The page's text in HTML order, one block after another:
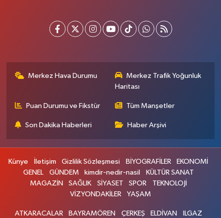
Merkez Hava Durumu
Merkez Trafik Yoğunluk
Haritası
Puan Durumu ve Fikstür Tüm Manşetler
Son Dakika Haberleri Haber Arşivi
Künye İletişim Gizlilik Sözleşmesi BİYOGRAFİLER
EKONOMİ
GENEL
GÜNDEM kimdir-nedir-nasil
KÜLTÜR SANAT
MAGAZİN
SAĞLIK SİYASET SPOR
TEKNOLOJİ
VİZYONDAKİLER
YAŞAM
ATKARACALAR BAYRAMÖREN ÇERKEŞ ELDİVAN ILGAZ